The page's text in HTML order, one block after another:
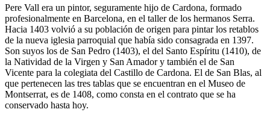
Pere Vall era un pintor, seguramente hijo de Cardona, formado
profesionalmente en Barcelona, en el taller de los hermanos Serra.
Hacia 1403 volvió a su población de origen para pintar los retablos
de la nueva iglesia parroquial que había sido consagrada en 1397.
Son suyos los de San Pedro (1403), el del Santo Espíritu (1410), de
la Natividad de la Virgen y San Amador y también el de San
Vicente para la colegiata del Castillo de Cardona. El de San Blas, al
que pertenecen las tres tablas que se encuentran en el Museo de
Montserrat, es de 1408, como consta en el contrato que se ha
conservado hasta hoy.